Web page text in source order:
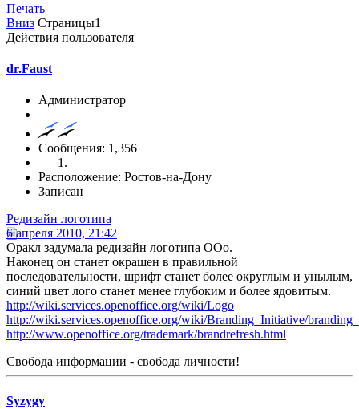
Печать
Вниз Страницы1
Действия пользователя
dr.Faust
Администратор
Сообщения: 1,356
Расположение: Ростов-на-Дону
Записан
Редизайн логотипа
6 апреля 2010, 21:42
Оракл задумала редизайн логотипа OOo.
Наконец он станет окрашен в правильной
последовательности, шрифт станет более округлым и унылым,
синий цвет лого станет менее глубоким и более ядовитым.
http://wiki.services.openoffice.org/wiki/Logo
http://wiki.services.openoffice.org/wiki/Branding_Initiative/
http://www.openoffice.org/trademark/brandrefresh.html
Свобода информации - свобода личности!
Syzygy